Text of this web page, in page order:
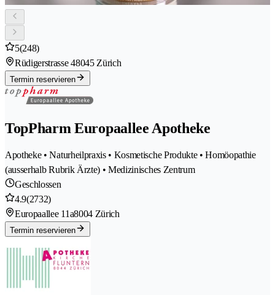
5(248)
Rüdigerstrasse 48045 Zürich
Termin reservieren
TopPharm Europaallee Apotheke
Apotheke • Naturheilpraxis • Kosmetische Produkte • Homöopathie
(ausserhalb Rubrik Ärzte) • Medizinisches Zentrum
Geschlossen
4.9(2732)
Europaallee 11a8004 Zürich
Termin reservieren